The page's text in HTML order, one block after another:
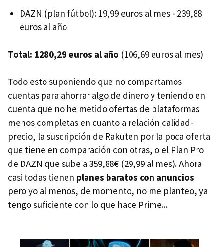
DAZN (plan fútbol): 19,99 euros al mes - 239,88
euros al año
Total: 1280,29 euros al año (106,69 euros al mes)
Todo esto suponiendo que no compartamos
cuentas para ahorrar algo de dinero y teniendo en
cuenta que no he metido ofertas de plataformas
menos completas en cuanto a relación calidad-
precio, la suscripción de Rakuten por la poca oferta
que tiene en comparación con otras, o el Plan Pro
de DAZN que sube a 359,88€ (29,99 al mes). Ahora
casi todas tienen planes baratos con anuncios
pero yo al menos, de momento, no me planteo, ya
tengo suficiente con lo que hace Prime...